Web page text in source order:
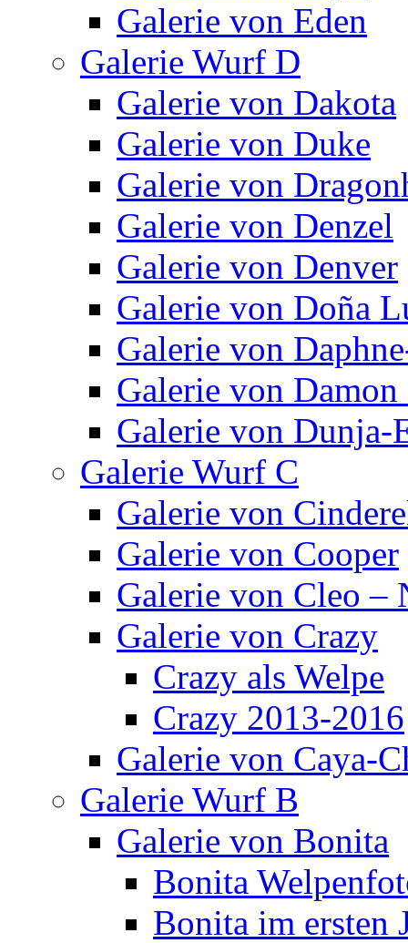
Galerie von Eden
Galerie Wurf D
Galerie von Dakota
Galerie von Duke
Galerie von
Galerie von Denzel
Galerie von Denver
Galerie von Doña
Galerie von
Galerie von
Galerie von Dunja-
Galerie Wurf C
Galerie von
Galerie von Cooper
Galerie von Cleo –
Galerie von Crazy
Crazy als Welpe
Crazy 2013-2016
Galerie von Caya-
Galerie Wurf B
Galerie von Bonita
Bonita
Bonita im ersten